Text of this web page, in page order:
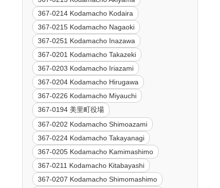
367-0214 Kodamacho Kodaira
367-0215 Kodamacho Nagaoki
367-0251 Kodamacho Inazawa
367-0201 Kodamacho Takazeki
367-0203 Kodamacho Iriazami
367-0204 Kodamacho Hirugawa
367-0226 Kodamacho Miyauchi
367-0194 美里町役場
367-0202 Kodamacho Shimoazami
367-0224 Kodamacho Takayanagi
367-0205 Kodamacho Kamimashimo
367-0211 Kodamacho Kitabayashi
367-0207 Kodamacho Shimomashimo